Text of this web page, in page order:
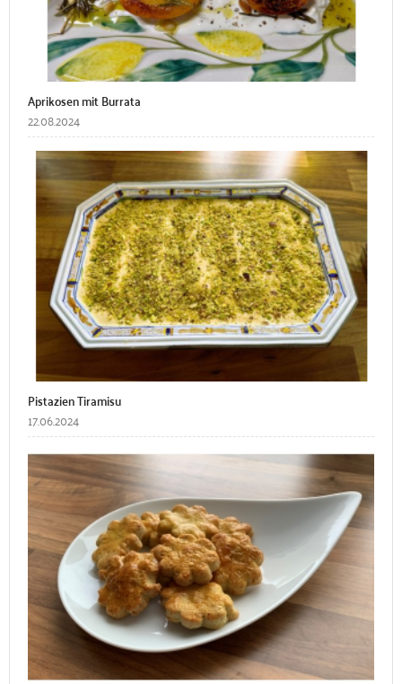
Aprikosen mit Burrata
22.08.2024
Pistazien Tiramisu
17.06.2024